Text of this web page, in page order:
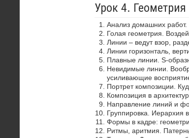
Урок 4.
Анализ домашних работ.
Голая геометрия.
Линии – ведут взор,
Линии горизонталь,
Плавные линии. S-
Невидимые линии.
усиливающие
Портрет композиции.
Композиция в
Направление линий и
Группировка. Иерархия
Формы в кадре:
Ритмы, аритмия.